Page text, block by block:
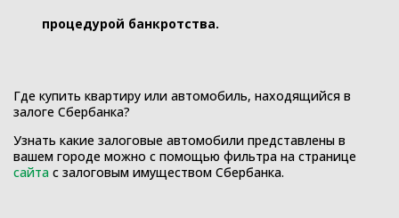
процедурой банкротства.
Где купить квартиру или автомобиль, находящийся в
залоге Сбербанка?
Узнать какие залоговые автомобили представлены в
вашем городе можно с помощью фильтра на странице
сайта с залоговым имуществом Сбербанка.